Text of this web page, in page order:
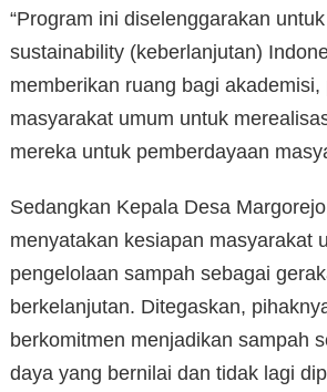
“Program ini diselenggarakan
sustainability (keberlanjutan)
memberikan ruang bagi
masyarakat umum untuk
mereka untuk pemberdayaan
Sedangkan Kepala Desa
menyatakan kesiapan masyarakat
pengelolaan sampah sebagai
berkelanjutan. Ditegaskan,
berkomitmen menjadikan sampah
daya yang bernilai dan tidak lagi